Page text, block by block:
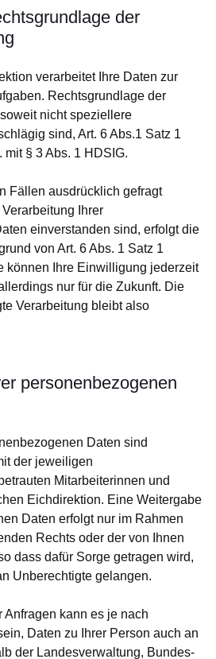
der
verarbeitet Ihre Daten zur
Rechtsgrundlage der
nicht speziellere
sind, Art. 6 Abs.1 Satz 1
mit § 3 Abs. 1 HDSIG.
Fällen ausdrücklich gefragt
Ihrer
einverstanden sind, erfolgt die
von Art. 6 Abs. 1 Satz 1
können Ihre Einwilligung jederzeit
nur für die Zukunft. Die
Verarbeitung bleibt also
personenbezogenen
Daten sind
der jeweiligen
Mitarbeiterinnen und
Eichdirektion. Eine Weitergabe
Daten erfolgt nur im Rahmen
Rechts oder der von Ihnen
dass dafür Sorge getragen wird,
Unberechtigte gelangen.
Anfragen kann es je nach
Daten zu Ihrer Person auch an
der Landesverwaltung, Bundes-